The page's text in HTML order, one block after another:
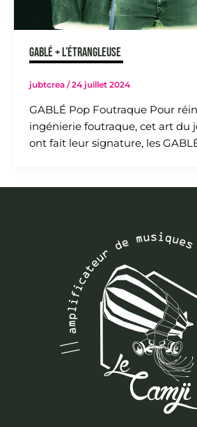
GABLÉ + L’ÉTRANGLEUSE
jubtcrea /24 juillet 2024
GABLÉ Pop Foutraque Pour
ingénierie foutraque, cet art du
ont fait leur signature, les